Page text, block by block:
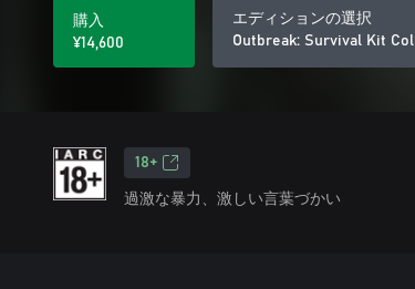
購入
¥14,600
エディションの選択
Outbreak: Survival Kit
18+
過激な暴力、激しい言葉づかい